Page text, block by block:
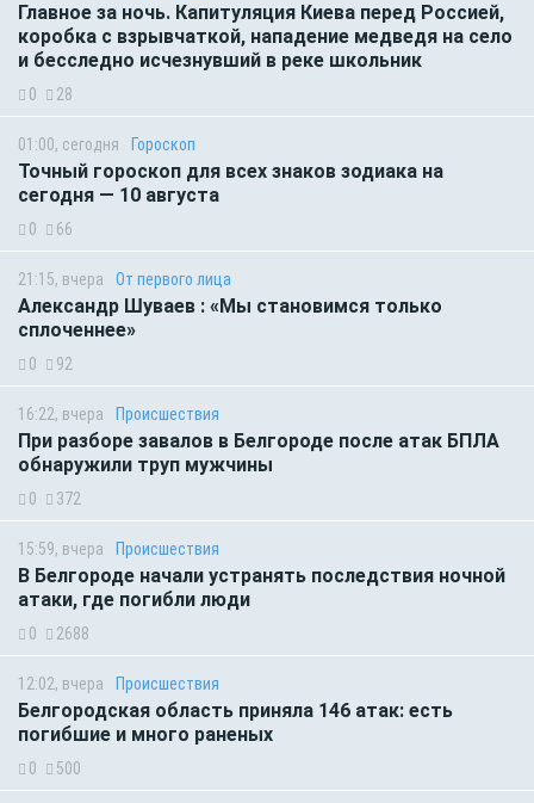
Главное за ночь. Капитуляция Киева перед Россией,
коробка с взрывчаткой, нападение медведя на село
и бесследно исчезнувший в реке школьник
0 28
01:00, сегодня Гороскоп
Точный гороскоп для всех знаков зодиака на
сегодня — 10 августа
0 66
21:15, вчера От первого лица
Александр Шуваев : «Мы становимся только
сплоченнее»
0 92
16:22, вчера Происшествия
При разборе завалов в Белгороде после атак БПЛА
обнаружили труп мужчины
0 372
15:59, вчера Происшествия
В Белгороде начали устранять последствия ночной
атаки, где погибли люди
0 2688
12:02, вчера Происшествия
Белгородская область приняла 146 атак: есть
погибшие и много раненых
0 500